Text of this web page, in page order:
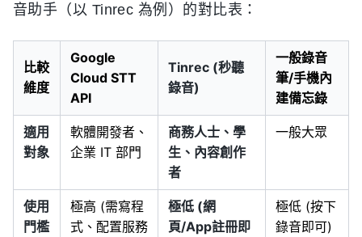
音助手（以 Tinrec 為例）的對比表：
比較
維度
Google
Cloud STT
API
Tinrec (秒聽
錄音)
一般錄音
筆/手機內
建備忘錄
適用
對象
軟體開發者、
企業 IT 部門
商務人士、學
生、內容創作
者
一般大眾
使用
門檻
極高 (需寫程
式、配置服務
極低 (網
頁/App註冊即
極低 (按下
錄音即可)